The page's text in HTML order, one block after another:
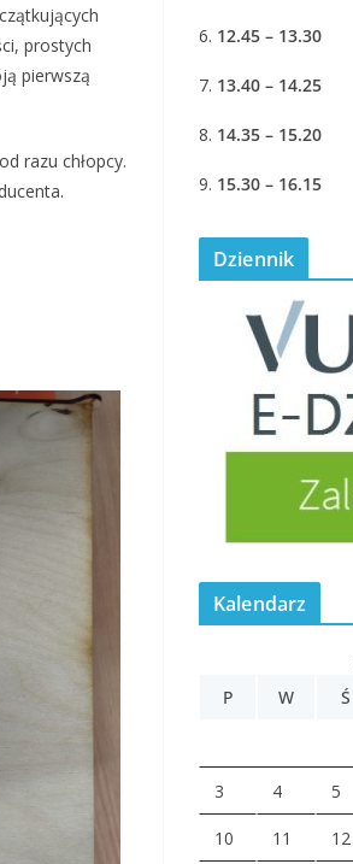
prostych
pierwszą
razu chłopcy.
6. 12.45 – 13.30
7. 13.40 – 14.25
8. 14.35 – 15.20
9. 15.30 – 16.15
Dziennik
Kalendarz
P
W Ś
3 4 5
10 11 12